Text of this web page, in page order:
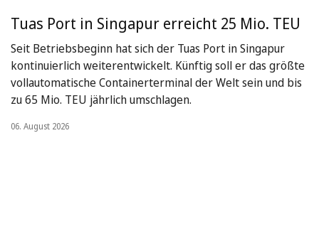
Tuas Port in Singapur erreicht 25 Mio. TEU
Seit Betriebsbeginn hat sich der Tuas Port in Singapur
kontinuierlich weiterentwickelt. Künftig soll er das größte
vollautomatische Containerterminal der Welt sein und bis
zu 65 Mio. TEU jährlich umschlagen.
06. August 2026